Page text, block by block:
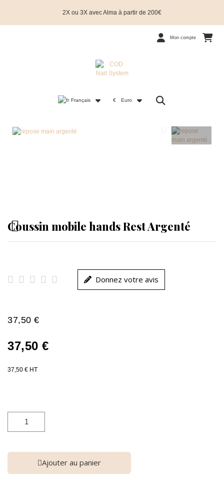
2X ou 3X avec Alma à partir de 200€
Mon compte
Français € Euro
Coussin mobile hands Rest Argenté
     Donnez votre avis
37,50 €
37,50 €
37,50 € HT
Ajouter au panier